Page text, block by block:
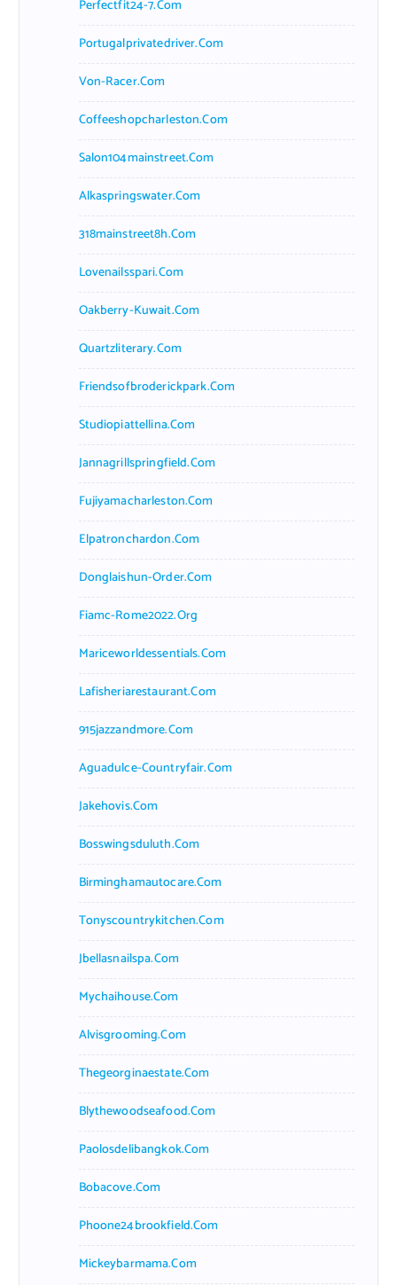
Perfectfit24-7.com
Portugalprivatedriver.com
Von-Racer.com
Coffeeshopcharleston.com
Salon104mainstreet.com
Alkaspringswater.com
318mainstreet8h.com
Lovenailsspari.com
Oakberry-Kuwait.com
Quartzliterary.com
Friendsofbroderickpark.com
Studiopiattellina.com
Jannagrillspringfield.com
Fujiyamacharleston.com
Elpatronchardon.com
Donglaishun-Order.com
Fiamc-Rome2022.org
Mariceworldessentials.com
Lafisheriarestaurant.com
915jazzandmore.com
Aguadulce-Countryfair.com
Jakehovis.com
Bosswingsduluth.com
Birminghamautocare.com
Tonyscountrykitchen.com
Jbellasnailspa.com
Mychaihouse.com
Alvisgrooming.com
Thegeorginaestate.com
Blythewoodseafood.com
Paolosdelibangkok.com
Bobacove.com
Phoone24brookfield.com
Mickeybarmama.com